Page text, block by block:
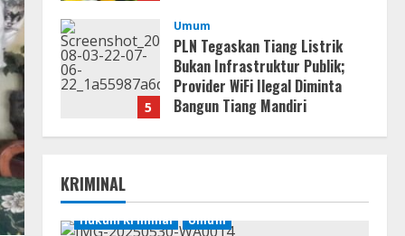
August 4, 2026
5
Umum
PLN Tegaskan Tiang Listrik
Bukan Infrastruktur Publik;
Provider WiFi Ilegal Diminta
Bangun Tiang Mandiri
1
Rune Release for Desktop
August 6, 2026
KRIMINAL
Hukum Kriminal Umum